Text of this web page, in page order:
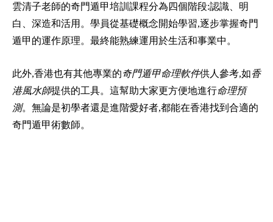
雲清子老師的奇門遁甲培訓課程分為四個階段:認識、明
白、深造和活用。學員從基礎概念開始學習,逐步掌握奇門
遁甲的運作原理。最終能熟練運用於生活和事業中。
此外,香港也有其他專業的奇門遁甲命理軟件供人參考,如香
港風水師提供的工具。這幫助大家更方便地進行命理預
測。無論是初學者還是進階愛好者,都能在香港找到合適的
奇門遁甲術數師。